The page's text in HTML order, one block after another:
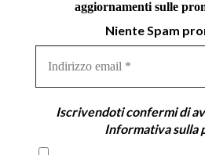
aggiornamenti sulle
Niente Spam
email
Iscrivendoti confermi di
Informativa sulla